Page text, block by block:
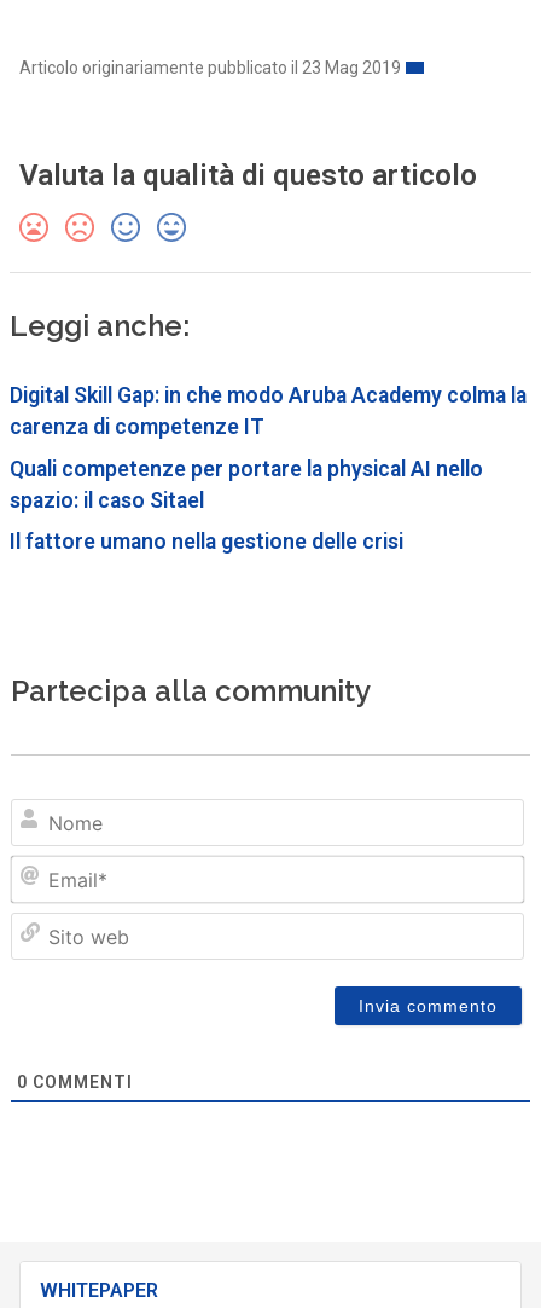
Articolo originariamente pubblicato il 23 Mag 2019
Valuta la qualità di questo articolo
Leggi anche:
Digital Skill Gap: in che modo Aruba Academy colma la
carenza di competenze IT
Quali competenze per portare la physical AI nello
spazio: il caso Sitael
Il fattore umano nella gestione delle crisi
Partecipa alla community
0 COMMENTI
WHITEPAPER